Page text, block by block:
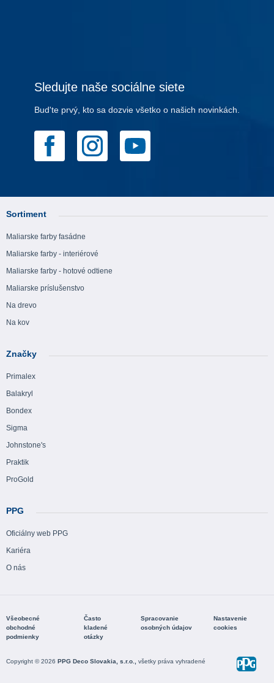
Sledujte naše sociálne siete
Bud'te prvý, kto sa dozvie všetko o našich novinkách.
Sortiment
Maliarske farby fasádne
Maliarske farby - interiérové
Maliarske farby - hotové odtiene
Maliarske príslušenstvo
Na drevo
Na kov
Značky
Primalex
Balakryl
Bondex
Sigma
Johnstone's
Praktik
ProGold
PPG
Oficiálny web PPG
Kariéra
O nás
Všeobecné
obchodné
podmienky
Často
kladené
otázky
Spracovanie
osobných údajov
Nastavenie
cookies
Copyright © 2026 PPG Deco Slovakia, s.r.o., všetky práva vyhradené